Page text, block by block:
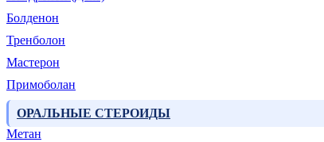
Болденон
Тренболон
Мастерон
Примоболан
ОРАЛЬНЫЕ СТЕРОИДЫ
Метан